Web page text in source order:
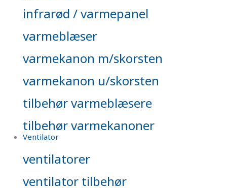
infrarød / varmepanel
varmeblæser
varmekanon m/skorsten
varmekanon u/skorsten
tilbehør varmeblæsere
tilbehør varmekanoner
Ventilator
ventilatorer
ventilator tilbehør